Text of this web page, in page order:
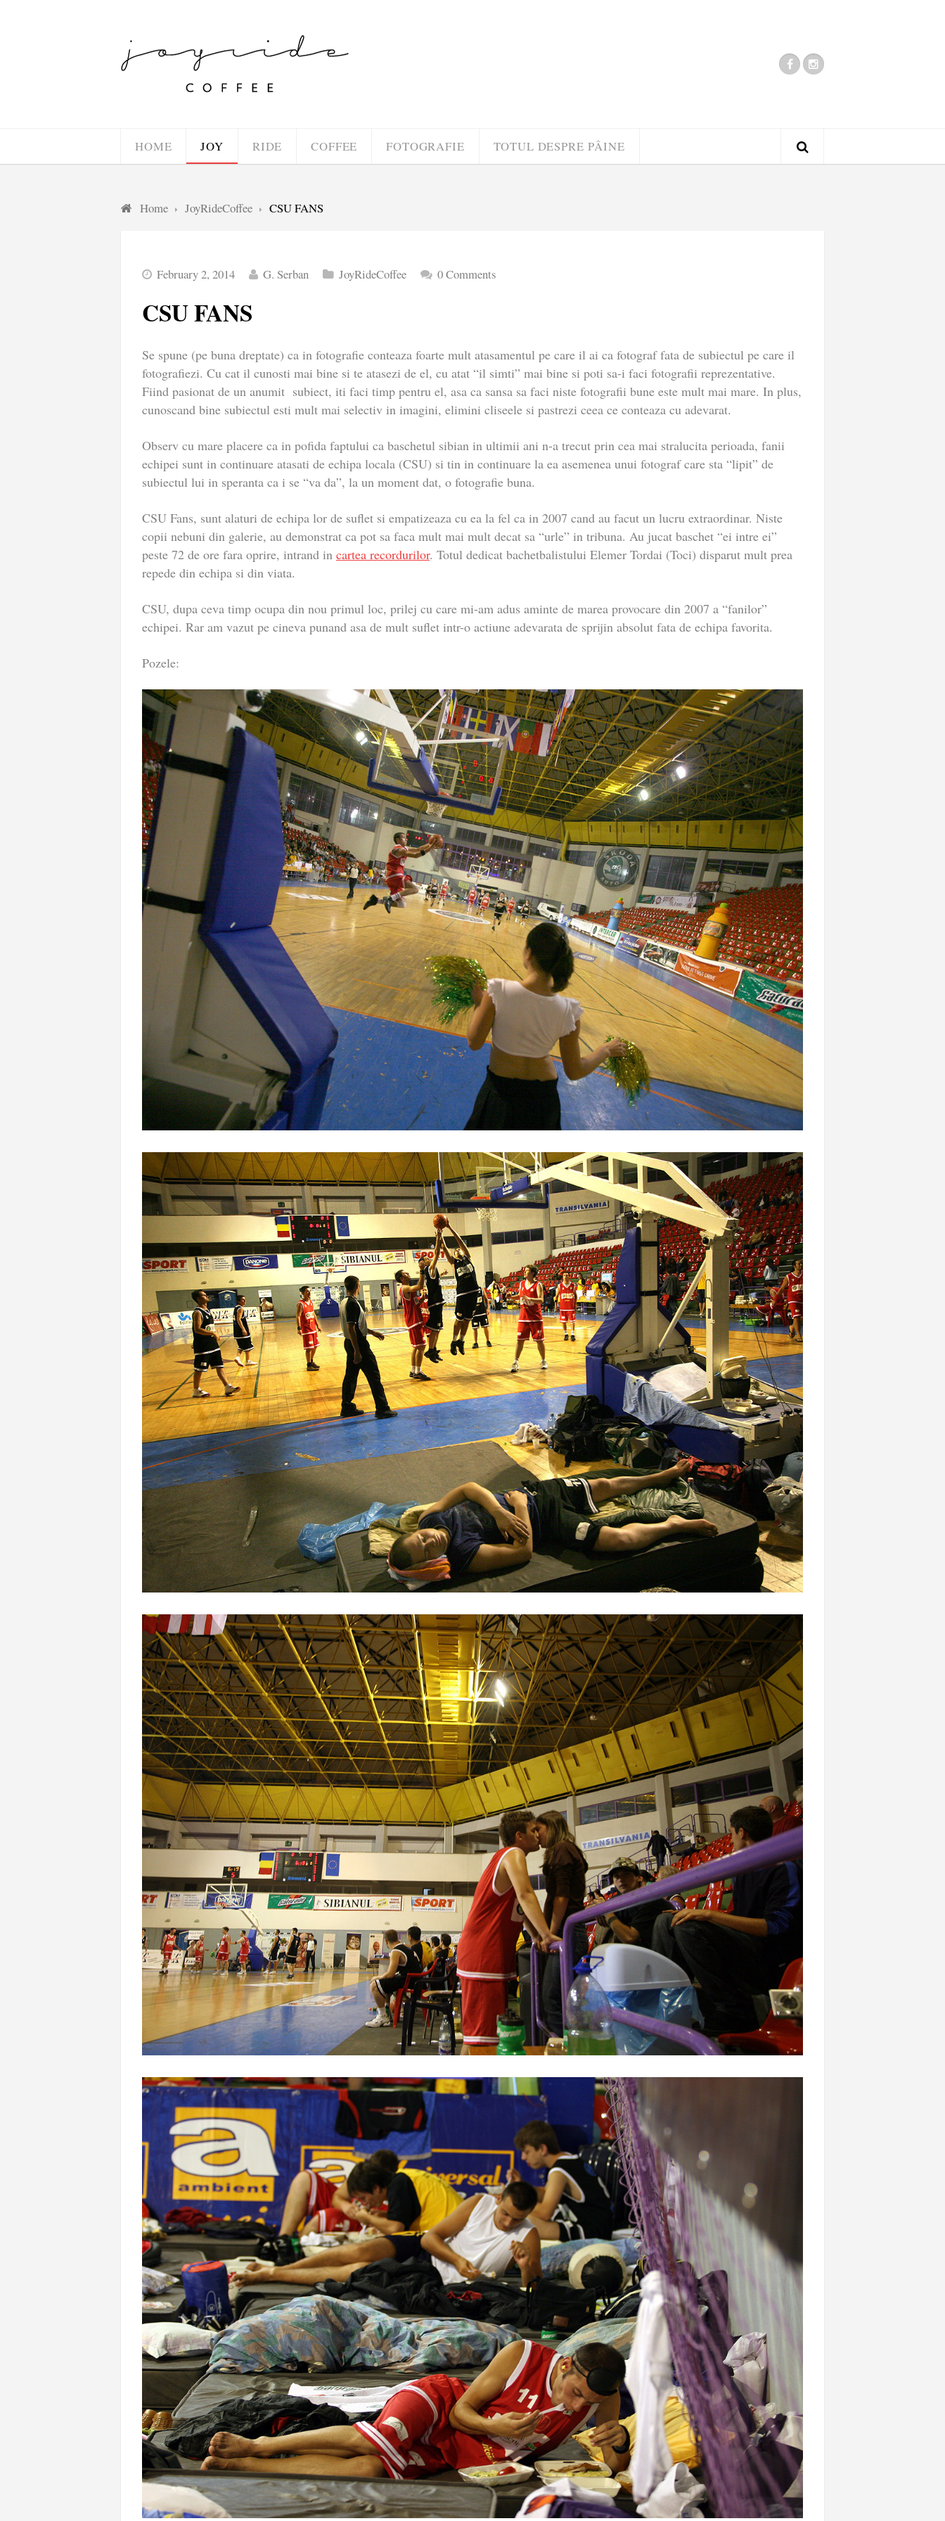
HOME JOY RIDE COFFEE FOTOGRAFIE TOTUL DESPRE PÂINE
Home JoyRideCoffee CSU FANS
February 2, 2014 G. Serban JoyRideCoffee 0 Comments
CSU FANS
Se spune (pe buna dreptate) ca in fotografie conteaza foarte mult atasamentul pe care il ai ca fotograf fata de subiectul pe care il
fotografiezi. Cu cat il cunosti mai bine si te atasezi de el, cu atat “il simti” mai bine si poti sa-i faci fotografii reprezentative.
Fiind pasionat de un anumit subiect, iti faci timp pentru el, asa ca sansa sa faci niste fotografii bune este mult mai mare. In plus,
cunoscand bine subiectul esti mult mai selectiv in imagini, elimini cliseele si pastrezi ceea ce conteaza cu adevarat.
Observ cu mare placere ca in pofida faptului ca baschetul sibian in ultimii ani n-a trecut prin cea mai stralucita perioada, fanii
echipei sunt in continuare atasati de echipa locala (CSU) si tin in continuare la ea asemenea unui fotograf care sta “lipit” de
subiectul lui in speranta ca i se “va da”, la un moment dat, o fotografie buna.
CSU Fans, sunt alaturi de echipa lor de suflet si empatizeaza cu ea la fel ca in 2007 cand au facut un lucru extraordinar. Niste
copii nebuni din galerie, au demonstrat ca pot sa faca mult mai mult decat sa “urle” in tribuna. Au jucat baschet “ei intre ei”
peste 72 de ore fara oprire, intrand in cartea recordurilor. Totul dedicat bachetbalistului Elemer Tordai (Toci) disparut mult prea
repede din echipa si din viata.
CSU, dupa ceva timp ocupa din nou primul loc, prilej cu care mi-am adus aminte de marea provocare din 2007 a “fanilor”
echipei. Rar am vazut pe cineva punand asa de mult suflet intr-o actiune adevarata de sprijin absolut fata de echipa favorita.
Pozele: